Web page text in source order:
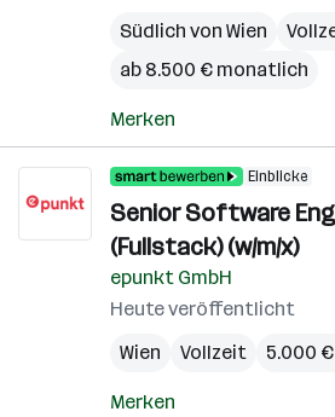
Südlich von Wien
ab 8.500 € monatlich
Merken
Einblicke
Senior Software
(Fullstack) (w/m/x)
epunkt GmbH
Heute veröffentlicht
Wien
Vollzeit 5.000
Merken